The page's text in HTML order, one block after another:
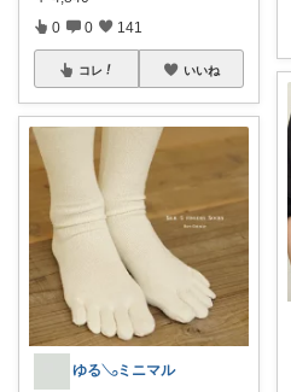
0 0 141
コレ いいね
ゆる𓂅ミニマル